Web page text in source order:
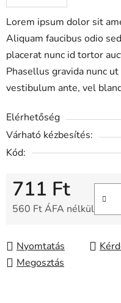
Lorem ipsum dolor sit
Aliquam faucibus odio
placerat nunc id tortor
Phasellus gravida nunc
vestibulum ante, vel
Elérhetőség
Várható kézbesítés:
Kód:
711 Ft
560 Ft ÁFA nélkül
Nyomtatás
Megosztás